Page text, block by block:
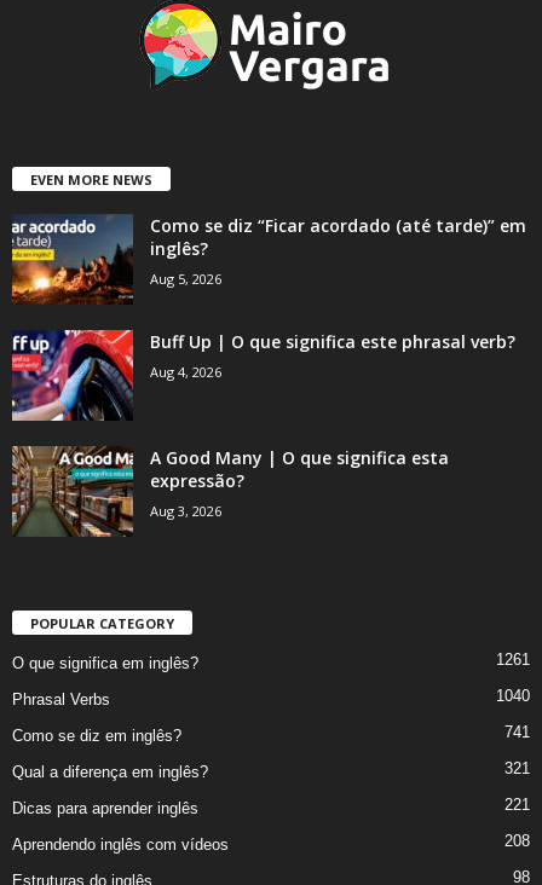
EVEN MORE NEWS
Como se diz “Ficar acordado (até tarde)” em
inglês?
Aug 5, 2026
Buff Up | O que significa este phrasal verb?
Aug 4, 2026
A Good Many | O que significa esta
expressão?
Aug 3, 2026
POPULAR CATEGORY
O que significa em inglês? 1261
Phrasal Verbs 1040
Como se diz em inglês? 741
Qual a diferença em inglês? 321
Dicas para aprender inglês 221
Aprendendo inglês com vídeos 208
Estruturas do inglês 98